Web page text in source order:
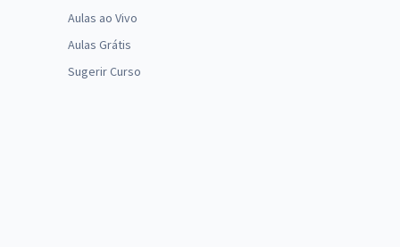
Aulas ao Vivo
Aulas Grátis
Sugerir Curso